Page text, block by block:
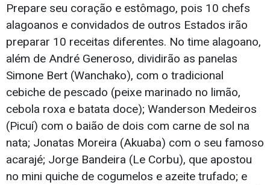
Prepare seu coração e estômago, pois 10 chefs
alagoanos e convidados de outros Estados irão
preparar 10 receitas diferentes. No time alagoano,
além de André Generoso, dividirão as panelas
Simone Bert (Wanchako), com o tradicional
cebiche de pescado (peixe marinado no limão,
cebola roxa e batata doce); Wanderson Medeiros
(Picuí) com o baião de dois com carne de sol na
nata; Jonatas Moreira (Akuaba) com o seu famoso
acarajé; Jorge Bandeira (Le Corbu), que apostou
no mini quiche de cogumelos e azeite trufado; e